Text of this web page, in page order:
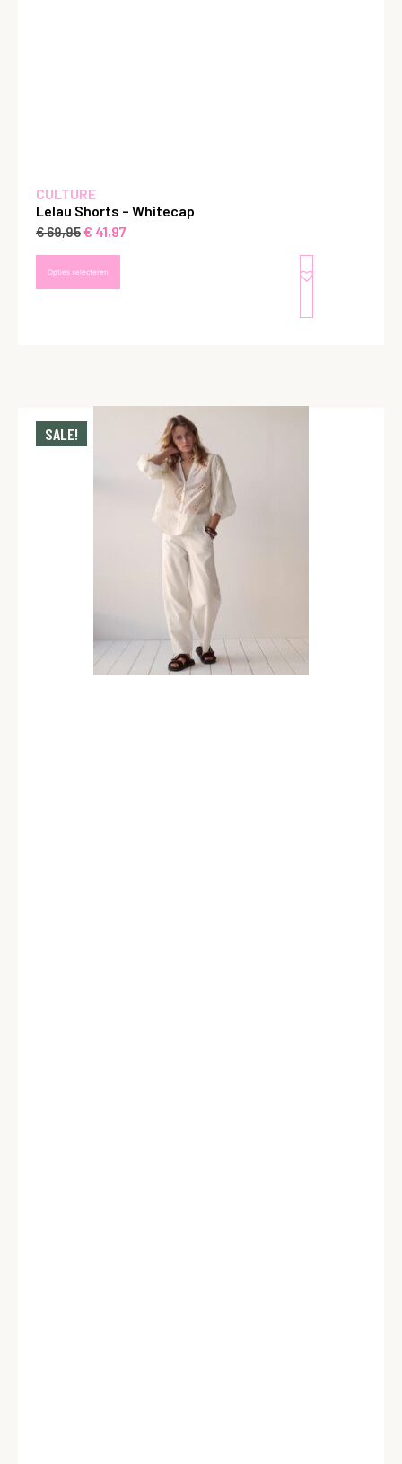
CULTURE
Lelau Shorts – Whitecap
€69,95€ 41,97
Opties selecteren
SALE!